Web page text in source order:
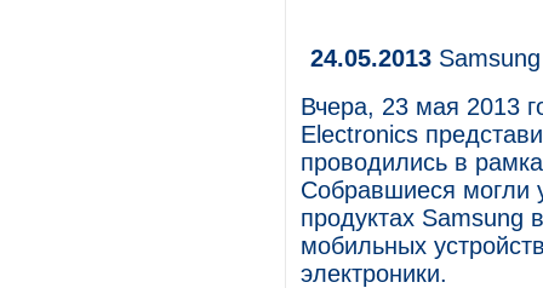
24.05.2013
Вчера, 23 мая 2013
Electronics
проводились в
Собравшиеся могли
продуктах Samsung
мобильных
электроники.